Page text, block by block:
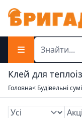
Клей для
Головна< Будівельні